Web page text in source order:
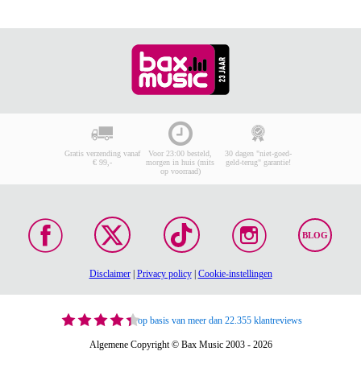
Gratis verzending vanaf
€ 99,-
Voor 23:00 besteld,
morgen in huis (mits
op voorraad)
30 dagen "niet-goed-
geld-terug" garantie!
BLOG
Disclaimer| Privacy policy| Cookie-instellingen
op basis van meer dan 22.355 klantreviews
Algemene Copyright © Bax Music 2003 - 2026